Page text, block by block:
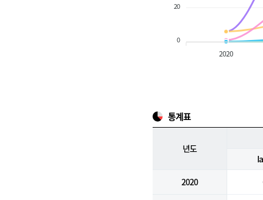
20
0
2020
통계표
년도
2020